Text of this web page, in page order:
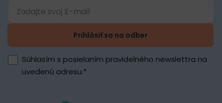
Prihlásiť sa na odber
Súhlasím s posielaním pravidelného newslettra na
uvedenú adresu.*